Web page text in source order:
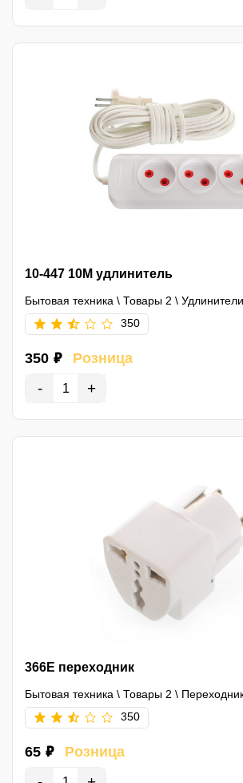
10-447 10M удлинитель
Бытовая техника \ Товары 2 \ Удлинители
350
350 ₽ Розница
- +
366E переходник
Бытовая техника \ Товары 2 \
350
65 ₽ Розница